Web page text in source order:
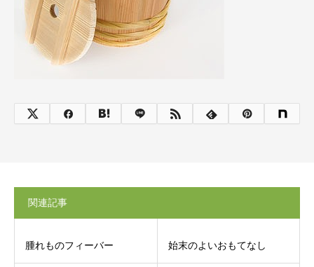
関連記事
腫れものフィーバー 始末のよいおもてなし